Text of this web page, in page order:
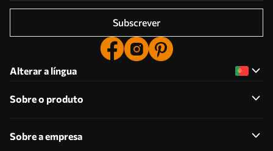
Subscrever
Alterar a língua
Sobre o produto
Sobre a empresa